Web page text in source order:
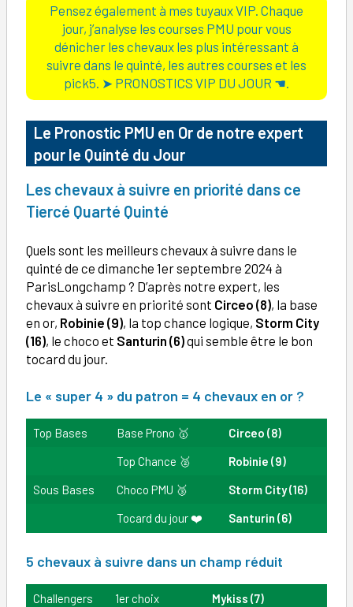
Pensez également à mes tuyaux VIP. Chaque
jour, j’analyse les courses PMU pour vous
dénicher les chevaux les plus intéressant à
suivre dans le quinté, les autres courses et les
pick5. ➤ PRONOSTICS VIP DU JOUR ☚.
Le Pronostic PMU en Or de notre expert
pour le Quinté du Jour
Les chevaux à suivre en priorité dans ce
Tiercé Quarté Quinté
Quels sont les meilleurs chevaux à suivre dans le
quinté de ce dimanche 1er septembre 2024 à
ParisLongchamp ? D’après notre expert, les
chevaux à suivre en priorité sont Circeo (8), la base
en or, Robinie (9), la top chance logique, Storm City
(16), le choco et Santurin (6)qui semble être le bon
tocard du jour.
Le « super 4 » du patron = 4 chevaux en or ?
Top Bases Base Prono 🥇
Circeo (8)
Top Chance 🥈
Robinie (9)
Sous Bases
Choco PMU 🥉
Storm City (16)
Tocard du jour ❤️
Santurin (6)
5 chevaux à suivre dans un champ réduit
Challengers 1er choix
Mykiss (7)